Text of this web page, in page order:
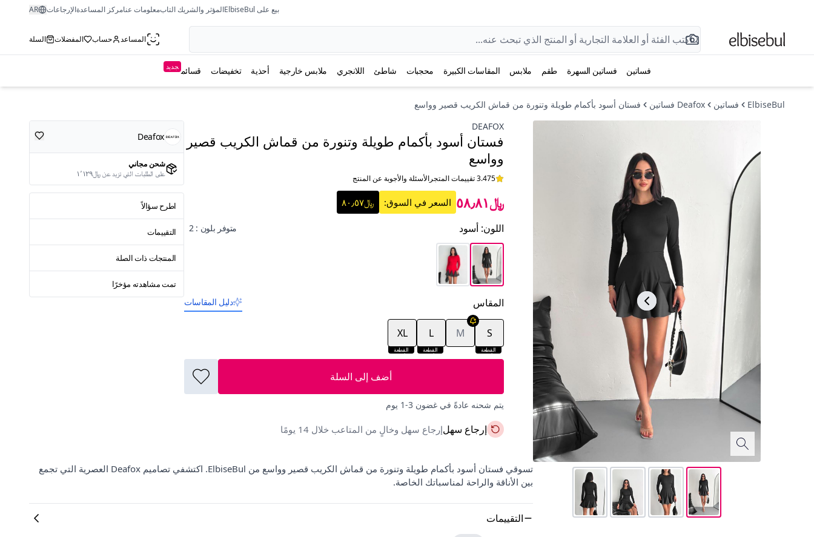
بيع على ElbiseBul المؤثر والشريك التابمعلومات عنامركز المساعدةالإرجاعات AR
المساعد حساب المفضلات السلة
فساتين فساتين السهرة طقم ملابس المقاسات الكبيرة محجبات شاطئ اللانجري ملابس خارجية أحذية تخفيضات قسائم جديد
ElbiseBul فساتين Deafox فساتين
فستان أسود بأكمام طويلة وتنورة من قماش الكريب قصير وواسع
DEAFOX
فستان أسود بأكمام طويلة وتنورة من قماش الكريب قصير
وواسع
3.475 تقييمات المتجر الأسئلة والأجوبة عن المنتج
﷼٥٨٫٨١ السعر في السوق: ﷼٨٠٫٥٧
اللون: أسود متوفر بلون : 2
المقاس دليل المقاسات
القطعة
S
M
القطعة
L
القطعة
XL
أضف إلى السلة
يتم شحنه عادةً في غضون 3-1 يوم
إرجاع سهلإرجاع سهل وخالٍ من المتاعب خلال 14 يومًا
Deafox
شحن مجاني
على الطلبات التي تزيد عن ﷼١٬١٢٩
اطرح سؤالاً
التقييمات
المنتجات ذات الصلة
تمت مشاهدته مؤخرًا
تسوقي فستان أسود بأكمام طويلة وتنورة من قماش الكريب قصير وواسع من ElbiseBul. اكتشفي تصاميم Deafox العصرية التي تجمع
بين الأناقة والراحة لمناسباتك الخاصة.
التقييمات